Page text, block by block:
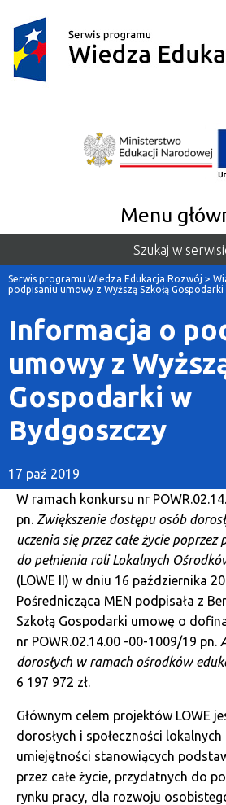
Menu
Szukaj w
Serwis programu Wiedza Edukacja Rozwój >
podpisaniu umowy z Wyższą Szkołą
Informacja o
umowy z
Gospodarki w
Bydgoszczy
17 paź 2019
W ramach konkursu nr
pn. Zwiększenie dostępu osób
uczenia się przez całe życie poprzez
do pełnienia roli Lokalnych
(LOWE II) w dniu 16 października
Pośrednicząca MEN podpisała z
Szkołą Gospodarki umowę o
nr POWR.02.14.00 -00-1009/19 pn.
dorosłych w ramach ośrodków
6 197 972 zł.
Głównym celem projektów LOWE
dorosłych i społeczności
umiejętności stanowiących
przez całe życie, przydatnych do
rynku pracy, dla rozwoju